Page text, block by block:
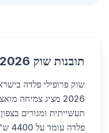
תובנות שוק 2026
שוק פרופילי פלדה
2026 מציג צמיחה
תעשייתית ומגורים